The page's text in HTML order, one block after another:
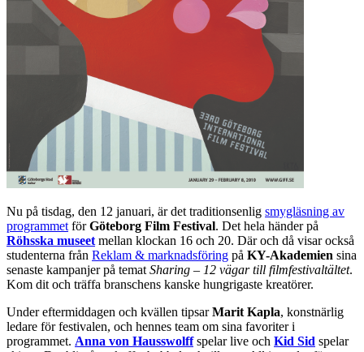
Nu på tisdag, den 12 januari, är det traditionsenlig smygläsning av
programmetförGöteborg Film Festival. Det hela händer på
Röhsska museetmellan klockan 16 och 20. Där och då visar också
studenterna från Reklam & marknadsföring på KY-Akademien sina
senaste kampanjer på tematSharing – 12 vägar till filmfestivaltältet.
Kom dit och träffa branschens kanske hungrigaste kreatörer.
Under eftermiddagen och kvällen tipsarMarit Kapla, konstnärlig
ledare för festivalen, och hennes team om sina favoriter i
programmet. Anna von Hausswolffspelar live och Kid Sid spelar